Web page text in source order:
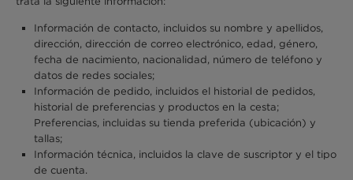
Información de contacto, incluidos su nombre y apellidos,
dirección, dirección de correo electrónico, edad, género,
fecha de nacimiento, nacionalidad, número de teléfono y
datos de redes sociales;
Información de pedido, incluidos el historial de pedidos,
historial de preferencias y productos en la cesta;
Preferencias, incluidas su tienda preferida (ubicación) y
tallas;
Información técnica, incluidos la clave de suscriptor y el tipo
de cuenta.